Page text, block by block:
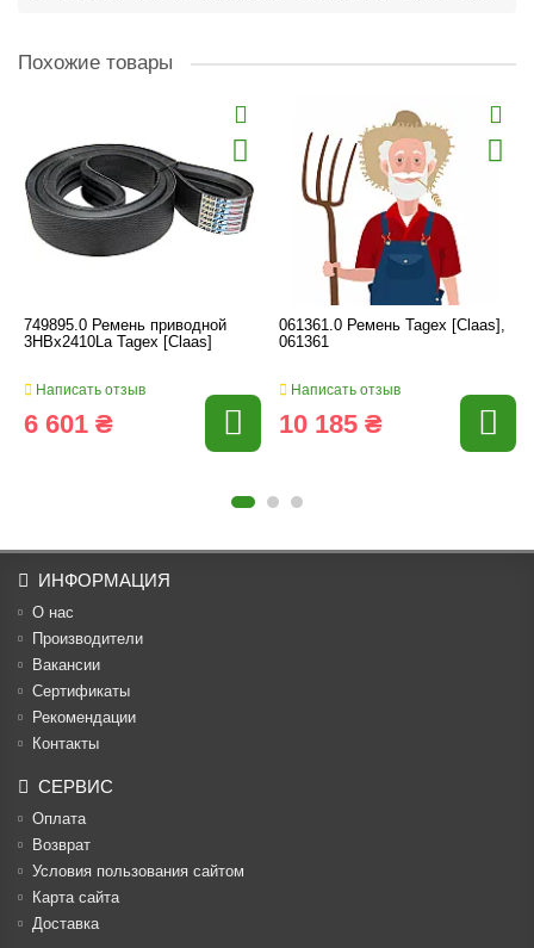
Похожие товары
749895.0 Ремень приводной
3HBx2410La Tagex [Claas]
Написать отзыв
6 601 ₴
061361.0 Ремень Tagex [Claas],
061361
Написать отзыв
10 185 ₴
ИНФОРМАЦИЯ
О нас
Производители
Вакансии
Cертификаты
Рекомендации
Контакты
СЕРВИС
Оплата
Возврат
Условия пользования сайтом
Карта сайта
Доставка